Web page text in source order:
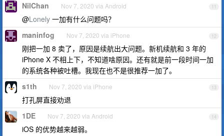
11
NilChan Nov 7, 2020 via Android
@Lonely 一加有什么问题吗？
12
maninfog Nov 7, 2020 via iPhone
刚把一加 8 卖了，原因是续航出大问题。新机续航和 3 年的
iPhone X 不相上下，不知道啥原因。还有就是前一段时间一加
的系统各种被吐槽。我现在也不是很推荐一加了。
13
s1th Nov 7, 2020 via iPhone
打孔屏直接劝退
14
1DE Nov 7, 2020 via Android
iOS 的优势越来越弱。